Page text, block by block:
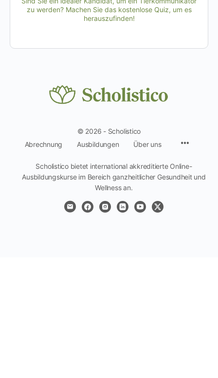
zu werden? Machen Sie das kostenlose Quiz, um es
herauszufinden!
© 2026 - Scholistico
Abrechnung
Ausbildungen Über uns
Scholistico bietet international akkreditierte Online-
Ausbildungskurse im Bereich ganzheitlicher Gesundheit und
Wellness an.